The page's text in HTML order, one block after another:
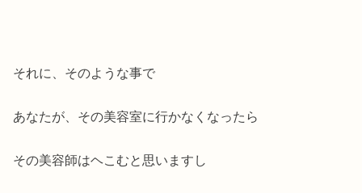
それに、そのような事で
あなたが、その美容室に行かなくなったら
その美容師はヘこむと思いますし